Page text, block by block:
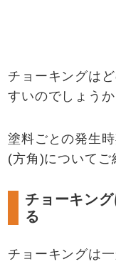
チョーキングは
すいのでしょうか
塗料ごとの発生
(方角)についてご
チョーキン
る
チョーキングは